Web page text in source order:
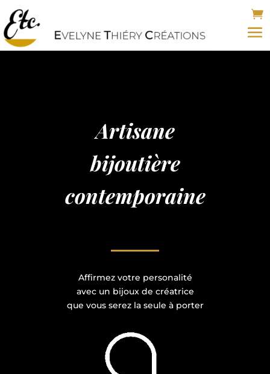
Artisane
bijoutière
contemporaine
Affirmez votre personalité
avec un bijoux de créatrice
que vous serez la seule à porter